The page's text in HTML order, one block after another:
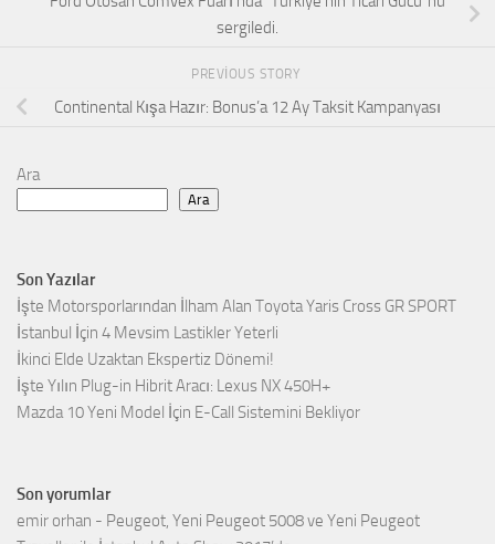
sergiledi.
PREVIOUS STORY
Continental Kışa Hazır: Bonus’a 12 Ay Taksit Kampanyası
Ara
Ara
Son Yazılar
İşte Motorsporlarından İlham Alan Toyota Yaris Cross GR SPORT
İstanbul İçin 4 Mevsim Lastikler Yeterli
İkinci Elde Uzaktan Ekspertiz Dönemi!
İşte Yılın Plug-in Hibrit Aracı: Lexus NX 450H+
Mazda 10 Yeni Model İçin E-Call Sistemini Bekliyor
Son yorumlar
emir orhan - Peugeot, Yeni Peugeot 5008 ve Yeni Peugeot